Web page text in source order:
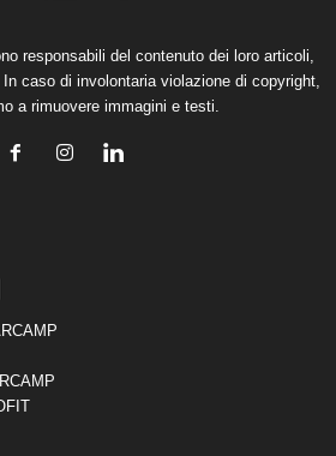
responsabili del contenuto dei loro articoli,
caso di involontaria violazione di copyright,
a rimuovere immagini e testi.